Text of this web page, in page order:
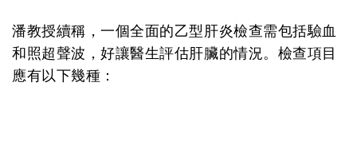
潘教授續稱，一個全面的乙型肝炎檢查需包括驗血
和照超聲波，好讓醫生評估肝臟的情況。檢查項目
應有以下幾種：